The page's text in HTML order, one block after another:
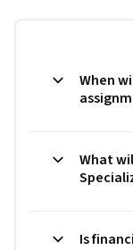
When
What
Is